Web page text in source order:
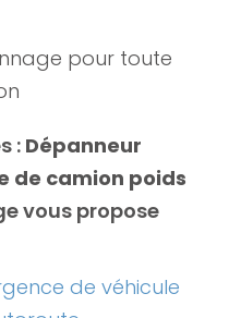
pour toute
: Dépanneur
de camion poids
vous propose
de véhicule